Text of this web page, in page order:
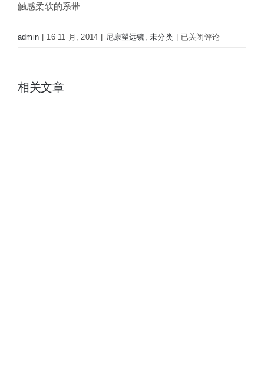
触感柔软的系带
admin | 16 11 月, 2014 | 尼康望远镜 ,未分类 | 尼
已关闭评论
相关文章